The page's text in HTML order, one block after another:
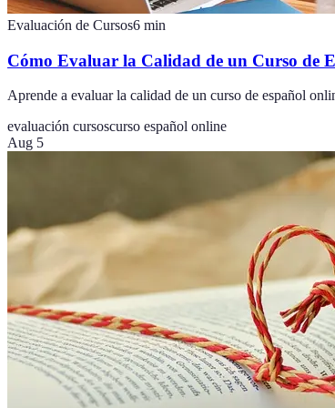
Evaluación de Cursos6 min
Cómo Evaluar la Calidad de un Curso de
Aprende a evaluar la calidad de un curso de español
evaluación cursoscurso español online
Aug 5